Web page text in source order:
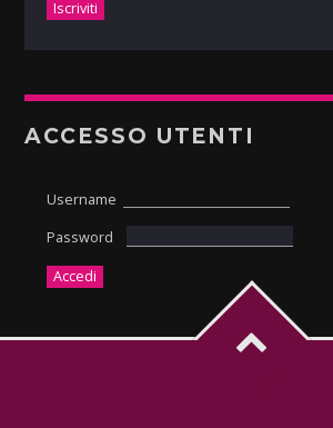
ACCESSO UTENTI
Username
Password